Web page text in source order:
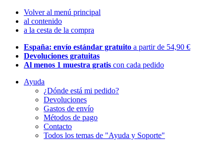
Volver al menú principal
al contenido
a la cesta de la compra
España: envío estándar gratuito a partir de 54,90 €
Devoluciones gratuitas
Al menos 1 muestra gratis con cada pedido
Ayuda
¿Dónde está mi pedido?
Devoluciones
Gastos de envío
Métodos de pago
Contacto
Todos los temas de "Ayuda y Soporte"